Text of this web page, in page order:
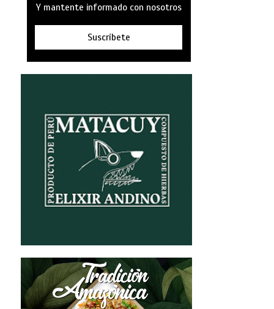
Y mantente informado con nosotros
Suscríbete